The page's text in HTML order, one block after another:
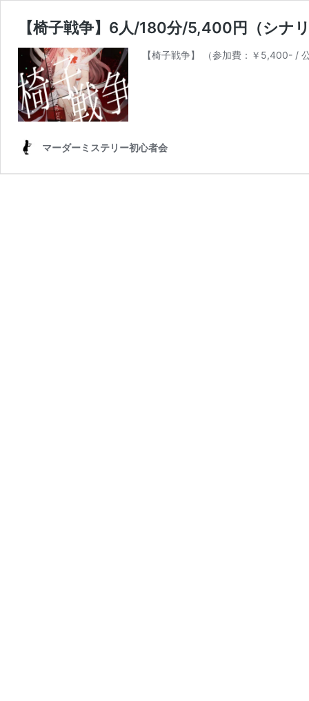
【椅子戦争】6人/180分/5,400円（シナ
【椅子戦争】 （参加費：￥5,400- /
マーダーミステリー初心者会